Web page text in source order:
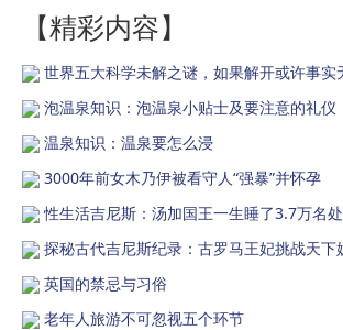
【精彩内容】
世界五大科学未解之谜，如果解开或许事实
泡温泉知识：泡温泉小贴士及要注意的礼仪
温泉知识：温泉要怎么浸
3000年前女木乃伊被看守人“强暴”并怀孕
性生活吉尼斯：汤加国王一生睡了3.7万名
探秘古代吉尼斯纪录：古罗马王妃挑战天下
英国的禁忌与习俗
老年人旅游不可忽视五个环节